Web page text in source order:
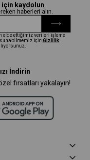
için kaydolun
haberleri alın.
elde ettiğimiz verileri işleme
için Gizlilik
İndirin
fırsatları yakalayın!